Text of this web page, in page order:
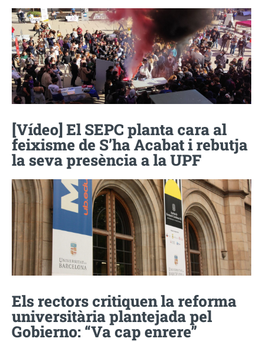
[Vídeo] El SEPC planta cara al
feixisme de S’ha Acabat i rebutja
la seva presència a la UPF
Els rectors critiquen la reforma
universitària plantejada pel
Gobierno: “Va cap enrere”